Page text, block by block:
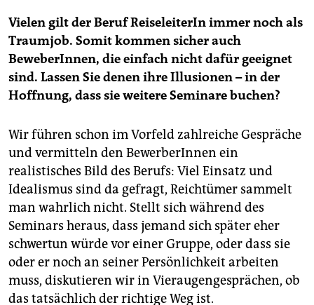
Vielen gilt der Beruf ReiseleiterIn immer noch als
Traumjob. Somit kommen sicher auch
BeweberInnen, die einfach nicht dafür geeignet
sind. Lassen Sie denen ihre Illusionen – in der
Hoffnung, dass sie weitere Seminare buchen?
Wir führen schon im Vorfeld zahlreiche Gespräche
und vermitteln den BewerberInnen ein
realistisches Bild des Berufs: Viel Einsatz und
Idealismus sind da gefragt, Reichtümer sammelt
man wahrlich nicht. Stellt sich während des
Seminars heraus, dass jemand sich später eher
schwertun würde vor einer Gruppe, oder dass sie
oder er noch an seiner Persönlichkeit arbeiten
muss, diskutieren wir in Vieraugengesprächen, ob
das tatsächlich der richtige Weg ist.